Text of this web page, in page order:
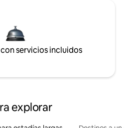
servicios incluidos
explorar